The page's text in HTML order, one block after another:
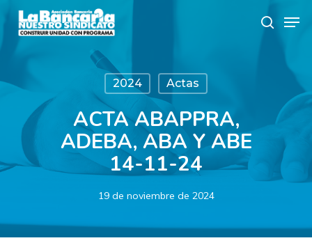
main
content
search
2024 Actas
ACTA ABAPPRA,
ADEBA, ABA Y ABE
14-11-24
19 de noviembre de 2024